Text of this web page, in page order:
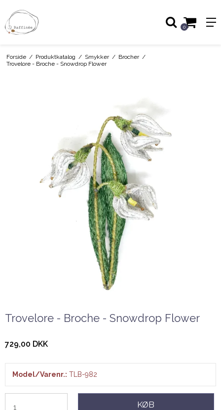
0
Forside / Produktkatalog / Smykker / Brocher /
Trovelore - Broche - Snowdrop Flower
Trovelore - Broche - Snowdrop Flower
729,00 DKK
Model/Varenr.: TLB-982
KØB